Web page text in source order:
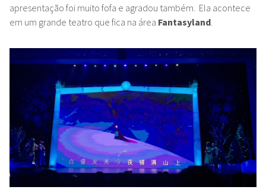
apresentação foi muito fofa e agradou também. Ela acontece
em um grande teatro que fica na área Fantasyland